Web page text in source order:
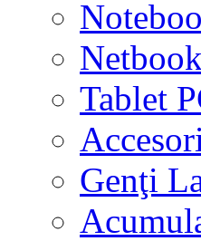
Tablet
Genţi